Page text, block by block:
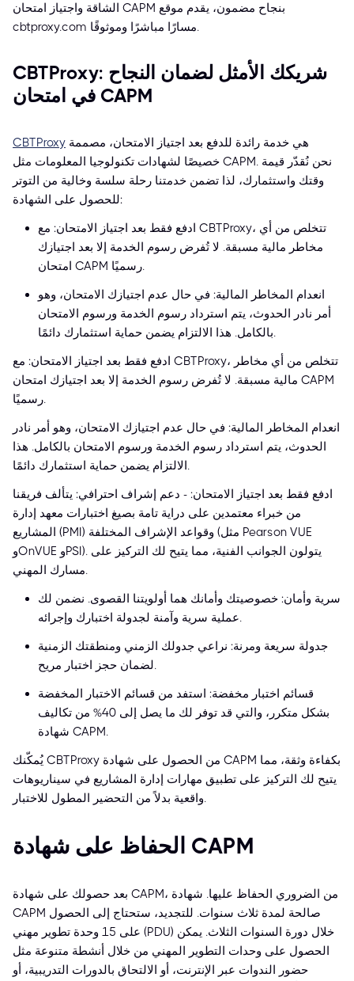
الشاقة واجتياز امتحان CAPM بنجاح مضمون، يقدم موقع
cbtproxy.com مسارًا مباشرًا وموثوقًا.
CBTProxy: شريكك الأمثل لضمان النجاح
في امتحان CAPM
CBTProxy
خصيصًا لشهادات تكنولوجيا المعلومات مثل CAPM. نحن نُقدّر قيمة
وقتك واستثمارك، لذا تضمن خدمتنا رحلة سلسة وخالية من التوتر
للحصول على الشهادة:
ادفع فقط بعد اجتياز الامتحان: مع CBTProxy، تتخلص من أي
مخاطر مالية مسبقة. لا تُفرض رسوم الخدمة إلا بعد اجتيازك
امتحان CAPM رسميًا.
انعدام المخاطر المالية: في حال عدم اجتيازك الامتحان، وهو
أمر نادر الحدوث، يتم استرداد رسوم الخدمة ورسوم الامتحان
بالكامل. هذا الالتزام يضمن حماية استثمارك دائمًا.
ادفع فقط بعد اجتياز الامتحان: مع CBTProxy، تتخلص من أي مخاطر
مالية مسبقة. لا تُفرض رسوم الخدمة إلا بعد اجتيازك امتحان CAPM
رسميًا.
انعدام المخاطر المالية: في حال عدم اجتيازك الامتحان، وهو أمر نادر
الحدوث، يتم استرداد رسوم الخدمة ورسوم الامتحان بالكامل. هذا
الالتزام يضمن حماية استثمارك دائمًا.
ادفع فقط بعد اجتياز الامتحان: - دعم إشراف احترافي: يتألف فريقنا
من خبراء معتمدين على دراية تامة بصيغ اختبارات معهد إدارة
المشاريع (PMI) وقواعد الإشراف المختلفة (مثل Pearson VUE
وOnVUE وPSI). يتولون الجوانب الفنية، مما يتيح لك التركيز على
مسارك المهني.
سرية وأمان: خصوصيتك وأمانك هما أولويتنا القصوى. نضمن لك
عملية سرية وآمنة لجدولة اختبارك وإجرائه.
جدولة سريعة ومرنة: نراعي جدولك الزمني ومنطقتك الزمنية
لضمان حجز اختبار مريح.
قسائم اختبار مخفضة: استفد من قسائم الاختبار المخفضة
بشكل متكرر، والتي قد توفر لك ما يصل إلى 40% من تكاليف
شهادة CAPM.
يُمكّنك CBTProxy من الحصول على شهادة CAPM بكفاءة وثقة، مما
يتيح لك التركيز على تطبيق مهارات إدارة المشاريع في سيناريوهات
واقعية بدلاً من التحضير المطول للاختبار.
الحفاظ على شهادة CAPM
بعد حصولك على شهادة CAPM، من الضروري الحفاظ عليها. شهادة
CAPM صالحة لمدة ثلاث سنوات. للتجديد، ستحتاج إلى الحصول
على 15 وحدة تطوير مهني (PDU) خلال دورة السنوات الثلاث. يمكن
الحصول على وحدات التطوير المهني من خلال أنشطة متنوعة مثل
حضور الندوات عبر الإنترنت، أو الالتحاق بالدورات التدريبية، أو